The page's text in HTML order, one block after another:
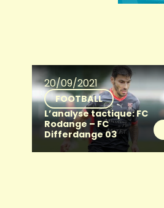
20/09/2021
FOOTBALL
L’analyse tactique: FC
Rodange – FC
Differdange 03